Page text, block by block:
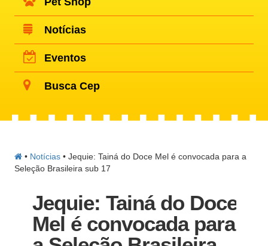
Notícias
Eventos
Busca Cep
• Notícias •Jequie: Tainá do Doce Mel é convocada para a
Seleção Brasileira sub 17
Jequie: Tainá do Doce
Mel é convocada para